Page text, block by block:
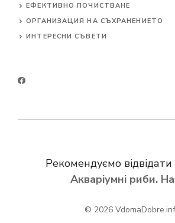
ЕФЕКТИВНО ПОЧИСТВАНЕ
ОРГАНИЗАЦИЯ НА СЪХРАНЕНИЕТО
ИНТЕРЕСНИ СЪВЕТИ
Рекомендуємо
Акваріумні риби.
© 2026